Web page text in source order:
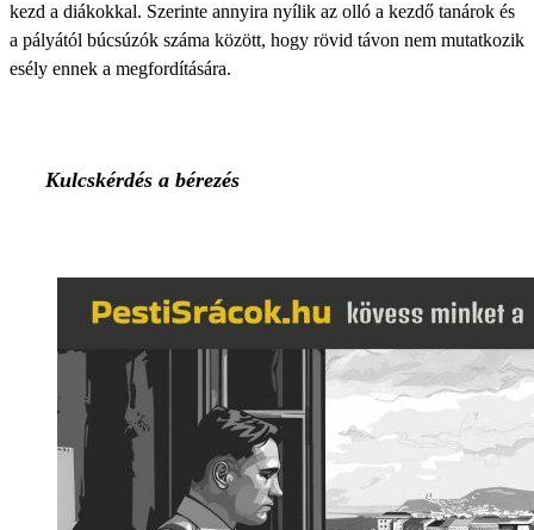
kezd a diákokkal. Szerinte annyira nyílik az olló a kezdő tanárok és
a pályától búcsúzók száma között, hogy rövid távon nem mutatkozik
esély ennek a megfordítására.
Kulcskérdés a bérezés